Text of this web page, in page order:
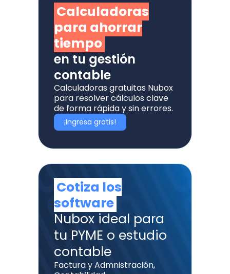
Calculadoras
para ahorrar
tiempo
en tu gestión
contable
Calculadoras gratuitas Nubox
para resolver cálculos clave
de forma rápida y sin errores.
¡Ingresa gratis!
Cotiza los
software
Nubox ideal para
tu PYME o estudio
contable
Factura y Admnistración,